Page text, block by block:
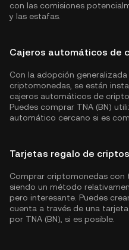
con las comisiones
y las estafas.
Cajeros automáticos de
Con la adopción generalizada
criptomonedas, se están
cajeros automáticos de
Puedes comprar TNA (BN)
automático cercano si es
Tarjetas regalo de criptos
Comprar criptomonedas con
siendo un método
pero interesante. Puedes
cuenta a través de una
por TNA (BN), si es posible.